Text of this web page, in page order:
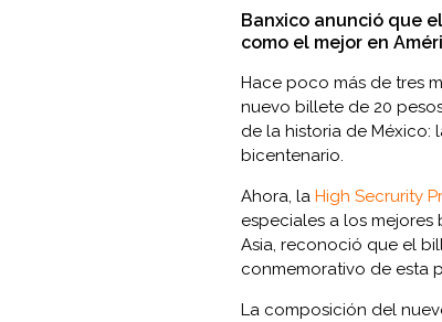
Banxico anunció que
como el mejor en
Hace poco más de tres
nuevo billete de 20
de la historia de México:
bicentenario.
Ahora, la High Secrurity
especiales a los
Asia, reconoció que el
conmemorativo de esta
La composición del